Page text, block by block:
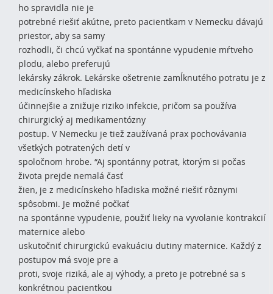
ho spravidla nie je
potrebné riešiť akútne, preto pacientkam v Nemecku dávajú
priestor, aby sa samy
rozhodli, či chcú vyčkať na spontánne vypudenie mŕtveho
plodu, alebo preferujú
lekársky zákrok. Lekárske ošetrenie zamĺknutého potratu je z
medicínskeho hľadiska
účinnejšie a znižuje riziko infekcie, pričom sa používa
chirurgický aj medikamentózny
postup. V Nemecku je tiež zaužívaná prax pochovávania
všetkých potratených detí v
spoločnom hrobe. “Aj spontánny potrat, ktorým si počas
života prejde nemalá časť
žien, je z medicínskeho hľadiska možné riešiť rôznymi
spôsobmi. Je možné počkať
na spontánne vypudenie, použiť lieky na vyvolanie kontrakcií
maternice alebo
uskutočniť chirurgickú evakuáciu dutiny maternice. Každý z
postupov má svoje pre a
proti, svoje riziká, ale aj výhody, a preto je potrebné sa s
konkrétnou pacientkou